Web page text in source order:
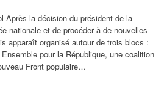
Après la décision du président de la
nationale et de procéder à de nouvelles
apparaît organisé autour de trois blocs :
pour la République, une coalition
Front populaire…